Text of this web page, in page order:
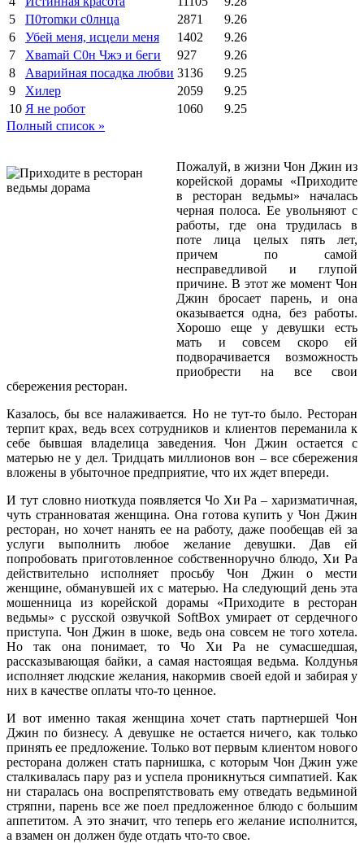
5
П0тоmки c0лнцa 2871
9.26
6
Убей меня, исцели меня 1402
9.26
7
Xваmай С0н Чжэ и 6еги 927
9.26
8
Аварийная посадка любви 3136
9.25
9
Хилер 2059
9.25
10 Я не робот 1060
9.25
Полный список »
Пожалуй, в жизни Чон Джин из
корейской дорамы «Приходите
в ресторан ведьмы» началась
черная полоса. Ее увольняют с
работы, где она трудилась в
поте лица целых пять лет,
причем по самой
несправедливой и глупой
причине. В этот же момент Чон
Джин бросает парень, и она
оказывается одна, без работы.
Хорошо еще у девушки есть
мать и совсем скоро ей
подворачивается возможность
приобрести на все свои
сбережения ресторан.
Казалось, бы все налаживается. Но не тут-то было. Ресторан
терпит крах, ведь всех сотрудников и клиентов переманила к
себе бывшая владелица заведения. Чон Джин остается с
матерью не у дел. Тридцать миллионов вон – все сбережения
вложены в убыточное предприятие, что их ждет впереди.
И тут словно ниоткуда появляется Чо Хи Ра – харизматичная,
чуть странноватая женщина. Она готова купить у Чон Джин
ресторан, но хочет нанять ее на работу, даже пообещав ей за
услуги выполнить любое желание девушки. Дав ей
попробовать приготовленное собственноручно блюдо, Хи Ра
действительно исполняет просьбу Чон Джин о мести
женщине, обманувшей их с матерью. На следующий день эта
мошенница из корейской дорамы «Приходите в ресторан
ведьмы» с русской озвучкой SoftBox умирает от сердечного
приступа. Чон Джин в шоке, ведь она совсем не того хотела.
Но так она понимает, то Чо Хи Ра не сумасшедшая,
рассказывающая байки, а самая настоящая ведьма. Колдунья
исполняет людские желания, накормив своей едой и забирая у
них в качестве оплаты что-то ценное.
И вот именно такая женщина хочет стать партнершей Чон
Джин по бизнесу. А девушке не остается ничего, как только
принять ее предложение. Только вот первым клиентом нового
ресторана должен стать парнишка, с которым Чон Джин уже
сталкивалась пару раз и успела проникнуться симпатией. Как
ни старалась она воспрепятствовать ему отведать ведьминой
стряпни, парень все же поел предложенное блюдо с большим
аппетитом. А это значит, что теперь его желание исполнится,
а взамен он должен буде отдать что-то свое.